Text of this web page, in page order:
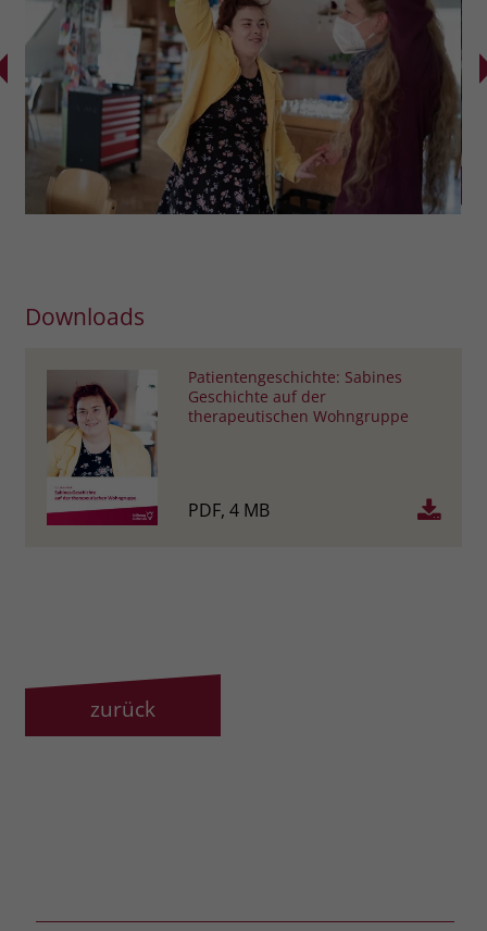
Downloads
Patientengeschichte: Sabines
Geschichte auf der
therapeutischen Wohngruppe
PDF, 4 MB
zurück